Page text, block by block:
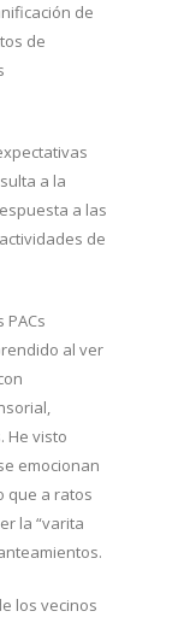
de
de
a la
a las
de
al ver
He visto
emocionan
que a ratos
la “varita
los vecinos